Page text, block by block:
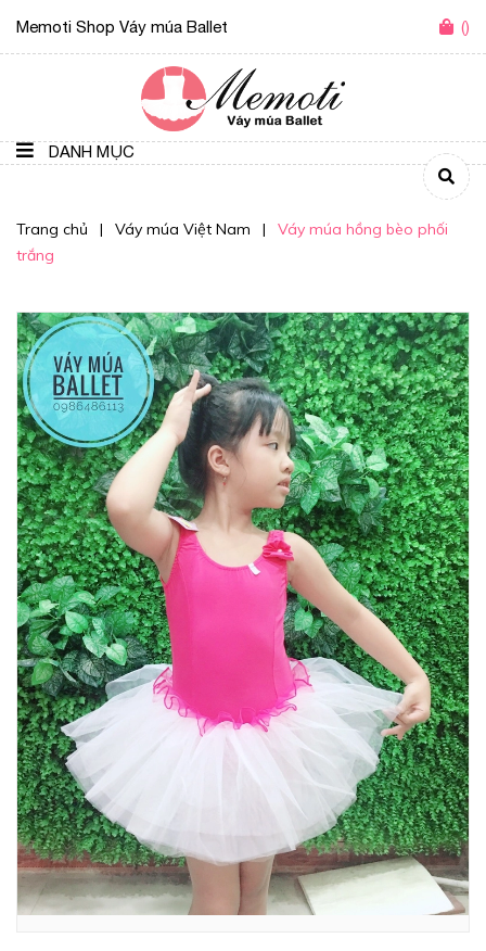
Memoti Shop Váy múa Ballet ()
DANH MỤC
Trang chủ | Váy múa Việt Nam |
Váy múa hồng bèo phối
trắng